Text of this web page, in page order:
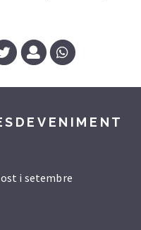
i setembre